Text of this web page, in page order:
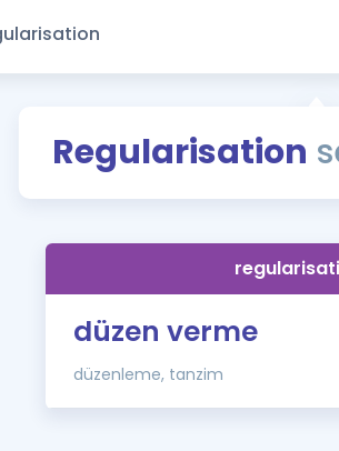
Regularisation
düzen verme
düzenleme, tanzim